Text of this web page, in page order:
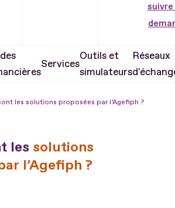
suivre
Services
Outils et
simulateurs
Réseaux
les solutions proposées par l’Agefiph ?
les solutions
l’Agefiph ?